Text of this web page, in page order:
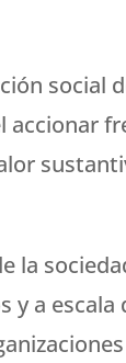
accionar
la
y a